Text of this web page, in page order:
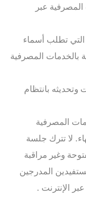
عبر
التي تطلب أسماء
بالخدمات المصرفية
وتحديثه بانتظام
المصرفية
لا تترك جلسة
وغير مراقبة
المدرجين
الإنترنت .